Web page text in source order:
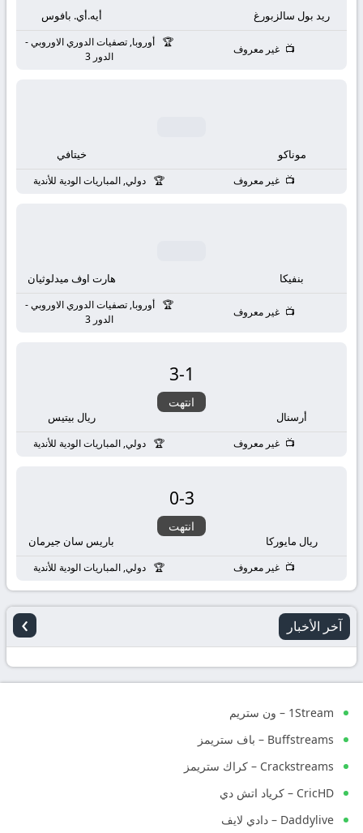
live
ريد بول سالزبورغ أيه.أي. بافوس
غير معروف
أوروبا, تصفيات الدوري الاوروبي -
الدور 3
موناكو خيتافي
غير معروف دولي, المباريات الودية للأندية
بنفيكا هارت اوف ميدلوثيان
غير معروف
أوروبا, تصفيات الدوري الاوروبي -
الدور 3
أرسنال
1
-
3
انتهت
ريال بيتيس
غير معروف دولي, المباريات الودية للأندية
ريال مايوركا
3
-
0
انتهت
باريس سان جيرمان
غير معروف دولي, المباريات الودية للأندية
آخر الأخبار ›
1Stream – ون ستريم
Buffstreams – باف ستريمز
Crackstreams – كراك ستريمز
CricHD – كرياد اتش دي
Daddylive – دادي لايف